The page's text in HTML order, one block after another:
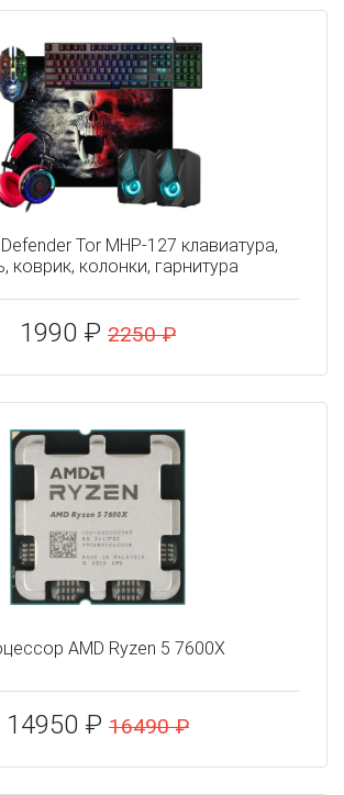
Tor MHP-127 клавиатура,
коврик, колонки, гарнитура
1990 ₽ 2250 ₽
AMD Ryzen 5 7600X
14950 ₽ 16490 ₽